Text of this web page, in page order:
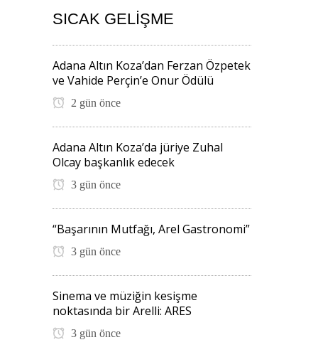
SICAK GELIŞME
Adana Altın Koza’dan Ferzan Özpetek
ve Vahide Perçin’e Onur Ödülü
2 gün önce
Adana Altın Koza’da jüriye Zuhal
Olcay başkanlık edecek
3 gün önce
“Başarının Mutfağı, Arel Gastronomi”
3 gün önce
Sinema ve müziğin kesişme
noktasında bir Arelli: ARES
3 gün önce